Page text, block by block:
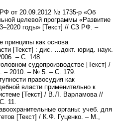
от 20.09.2012 № 1735-р «Об
целевой программы «Развитие
годы» [Текст] // СЗ РФ. –
принципы как основа
[Текст] : дис. …докт. юрид. наук.
– С. 148.
судопроизводстве [Текст] /
– 2010. – № 5. – С. 179.
правосудия как
власти применительно к
[Текст] / В.Л. Варламова //
11.
органы: учеб. для
[Текст] / К.Ф. Гуценко. – М.,